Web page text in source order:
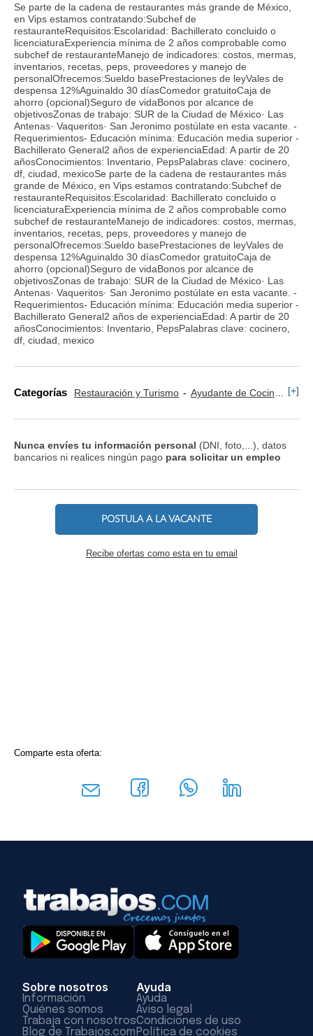
Se parte de la cadena de restaurantes más grande de México,
en Vips estamos contratando:Subchef de
restauranteRequisitos:Escolaridad: Bachillerato concluido o
licenciaturaExperiencia mínima de 2 años comprobable como
subchef de restauranteManejo de indicadores: costos, mermas,
inventarios, recetas, peps, proveedores y manejo de
personalOfrecemos:Sueldo basePrestaciones de leyVales de
despensa 12%Aguinaldo 30 díasComedor gratuitoCaja de
ahorro (opcional)Seguro de vidaBonos por alcance de
objetivosZonas de trabajo: SUR de la Ciudad de México· Las
Antenas· Vaqueritos· San Jeronimo postúlate en esta vacante. -
Requerimientos- Educación mínima: Educación media superior -
Bachillerato General2 años de experienciaEdad: A partir de 20
añosConocimientos: Inventario, PepsPalabras clave: cocinero,
df, ciudad, mexicoSe parte de la cadena de restaurantes más
grande de México, en Vips estamos contratando:Subchef de
restauranteRequisitos:Escolaridad: Bachillerato concluido o
licenciaturaExperiencia mínima de 2 años comprobable como
subchef de restauranteManejo de indicadores: costos, mermas,
inventarios, recetas, peps, proveedores y manejo de
personalOfrecemos:Sueldo basePrestaciones de leyVales de
despensa 12%Aguinaldo 30 díasComedor gratuitoCaja de
ahorro (opcional)Seguro de vidaBonos por alcance de
objetivosZonas de trabajo: SUR de la Ciudad de México· Las
Antenas· Vaqueritos· San Jeronimo postúlate en esta vacante. -
Requerimientos- Educación mínima: Educación media superior -
Bachillerato General2 años de experienciaEdad: A partir de 20
añosConocimientos: Inventario, PepsPalabras clave: cocinero,
df, ciudad, mexico
Categorías Restauración y Turismo Ayudante de Cocina [+]
Nunca envíes tu información personal (DNI, foto,...), datos
bancarios ni realices ningún pago para solicitar un empleo
POSTULA A LA VACANTE
Recibe ofertas como esta en tu email
Comparte esta oferta:
Sobre nosotros
Información
Quiénes somos
Trabaja con nosotros
Blog de Trabajos.com
Ayuda
Ayuda
Aviso legal
Condiciones de uso
Política de cookies